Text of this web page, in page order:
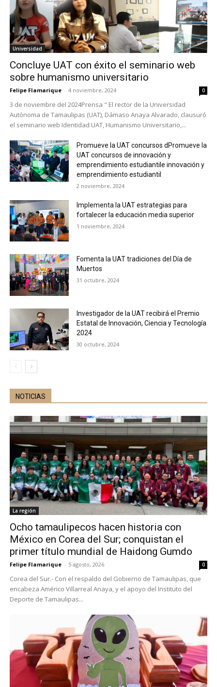
Universidad
Concluye UAT con éxito el seminario web
sobre humanismo universitario
Felipe Flamarique - 4 noviembre, 2024 0
3 de noviembre del 2024Prensa " El rector de la Universidad
Autónoma de Tamaulipas (UAT), Dámaso Anaya Alvarado, clausuró
el seminario web Identidad UAT, Humanismo Universitario,...
Promueve la UAT concursos dPromueve la
UAT concursos de innovación y
emprendimiento estudiantile innovación y
emprendimiento estudiantil
2 noviembre, 2024
Implementa la UAT estrategias para
fortalecer la educación media superior
1 noviembre, 2024
Fomenta la UAT tradiciones del Día de
Muertos
31 octubre, 2024
Investigador de la UAT recibirá el Premio
Estatal de Innovación, Ciencia y Tecnología
2024
30 octubre, 2024
NOTICIAS
La región
Ocho tamaulipecos hacen historia con
México en Corea del Sur; conquistan el
primer título mundial de Haidong Gumdo
Felipe Flamarique - 5 agosto, 2026 0
Corea del Sur.- Con el respaldo del Gobierno de Tamaulipas, que
encabeza Américo Villarreal Anaya, y el apoyo del Instituto del
Deporte de Tamaulipas...